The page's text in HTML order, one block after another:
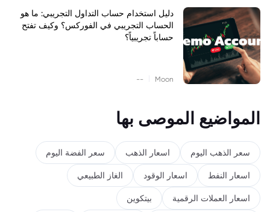
دليل استخدام حساب التداول التجريبي: ما هو
الحساب التجريبي في الفوركس؟ وكيف تفتح
حساباً تجريبياً؟
Moon
--
المواضيع الموصى بها
سعر الذهب اليوم اسعار الذهب سعر الفضة اليوم
اسعار النفط اسعار الوقود الغاز الطبيعي
اسعار العملات الرقمية بيتكوين